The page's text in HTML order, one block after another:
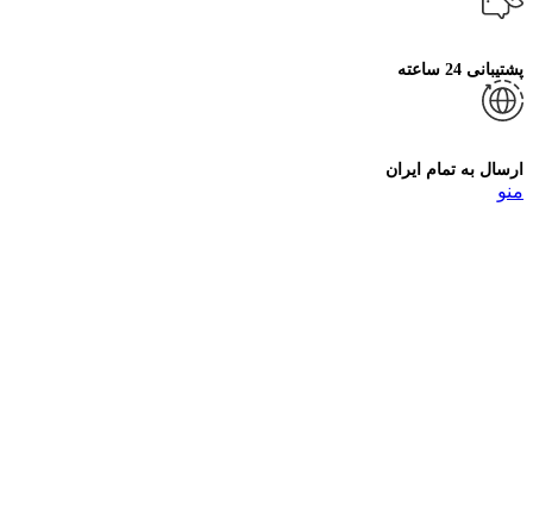
پشتیبانی 24 ساعته
ارسال به تمام ایران
منو